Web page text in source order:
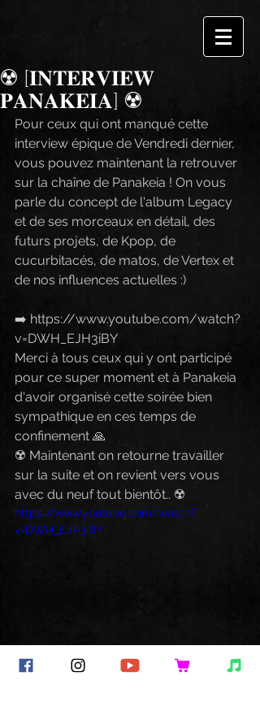
☢️ [𝐈𝐍𝐓𝐄𝐑𝐕𝐈𝐄𝐖
𝐏𝐀𝐍𝐀𝐊𝐄𝐈𝐀] ☢️
Pour ceux qui ont manqué cette
interview épique de Vendredi dernier,
vous pouvez maintenant la retrouver
sur la chaîne de Panakeia ! On vous
parle du concept de l'album Legacy
et de ses morceaux en détail, des
futurs projets, de Kpop, de
cucurbitacés, de matos, de Vertex et
de nos influences actuelles :)
➡️ https://www.youtube.com/watch?
v=DWH_EJH3iBY
Merci à tous ceux qui y ont participé
pour ce super moment et à Panakeia
d'avoir organisé cette soirée bien
sympathique en ces temps de
confinement 🙏
☢️ Maintenant on retourne travailler
sur la suite et on revient vers vous
avec du neuf tout bientôt.. ☢️
https://www.youtube.com/watch?
v=DWH_EJH3iBY